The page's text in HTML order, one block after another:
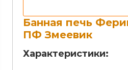
Банная печь
ПФ Змеевик
Характеристики: